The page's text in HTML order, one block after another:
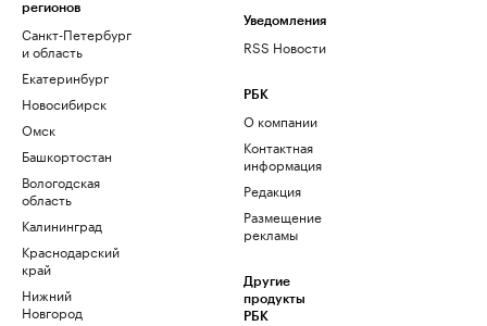
регионов
Санкт-Петербург
и область
Екатеринбург
Новосибирск
Омск
Башкортостан
Вологодская
область
Калининград
Краснодарский
край
Нижний
Новгород
Уведомления
RSS Новости
РБК
О компании
Контактная
информация
Редакция
Размещение
рекламы
Другие
продукты
РБК